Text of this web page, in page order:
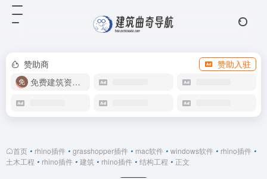
赞助商
赞助入驻
免费建筑资源库
首页 • rhino插件 • grasshopper插件 • mac软件 • windows软件 • rhino插件 •
土木工程 • rhino插件 • 建筑 • rhino插件 • 结构工程 • 正文